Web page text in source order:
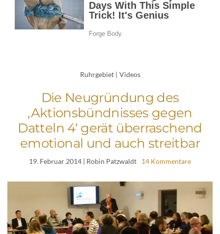
Ruhrgebiet | Videos
Die Neugründung des
‚Aktionsbündnisses gegen
Datteln 4‘ gerät überraschend
emotional und auch streitbar
19. Februar 2014 | Robin Patzwaldt 14 Kommentare